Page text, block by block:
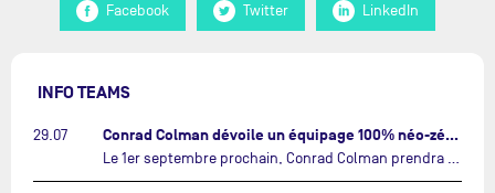
Facebook Twitter LinkedIn
INFO TEAMS
29.07 Conrad Colman dévoile un équipage 100% néo-zélandais tourné vers l'avenir…